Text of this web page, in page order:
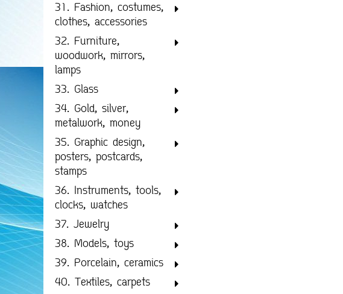
31. Fashion, costumes,
clothes, accessories
32. Furniture,
woodwork, mirrors,
lamps
33. Glass
34. Gold, silver,
metalwork, money
35. Graphic design,
posters, postcards,
stamps
36. Instruments, tools,
clocks, watches
37. Jewelry
38. Models, toys
39. Porcelain, ceramics
40. Textiles, carpets